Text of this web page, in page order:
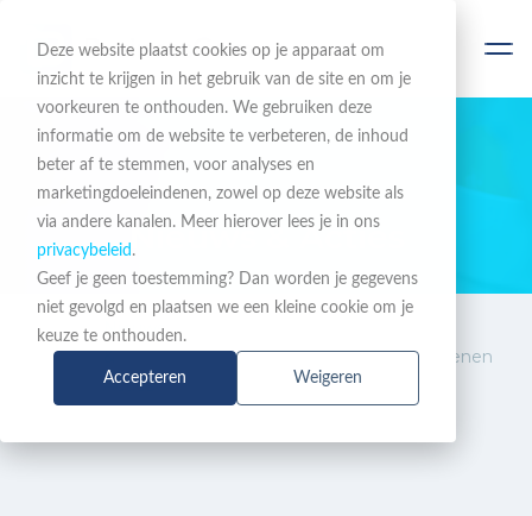
Deze website plaatst cookies op je apparaat om
inzicht te krijgen in het gebruik van de site en om je
voorkeuren te onthouden. We gebruiken deze
informatie om de website te verbeteren, de inhoud
beter af te stemmen, voor analyses en
marketingdoeleindenen, zowel op deze website als
via andere kanalen. Meer hierover lees je in ons
privacybeleid .
Geef je geen toestemming? Dan worden je gegevens
niet gevolgd en plaatsen we een kleine cookie om je
keuze te onthouden.
Accepteren Weigeren
BLIJF OP DE HOOGTE
Nieuws & Acties
Nieuws
&
Acties
Platform-oplossingen die dienen
als digitale assistent